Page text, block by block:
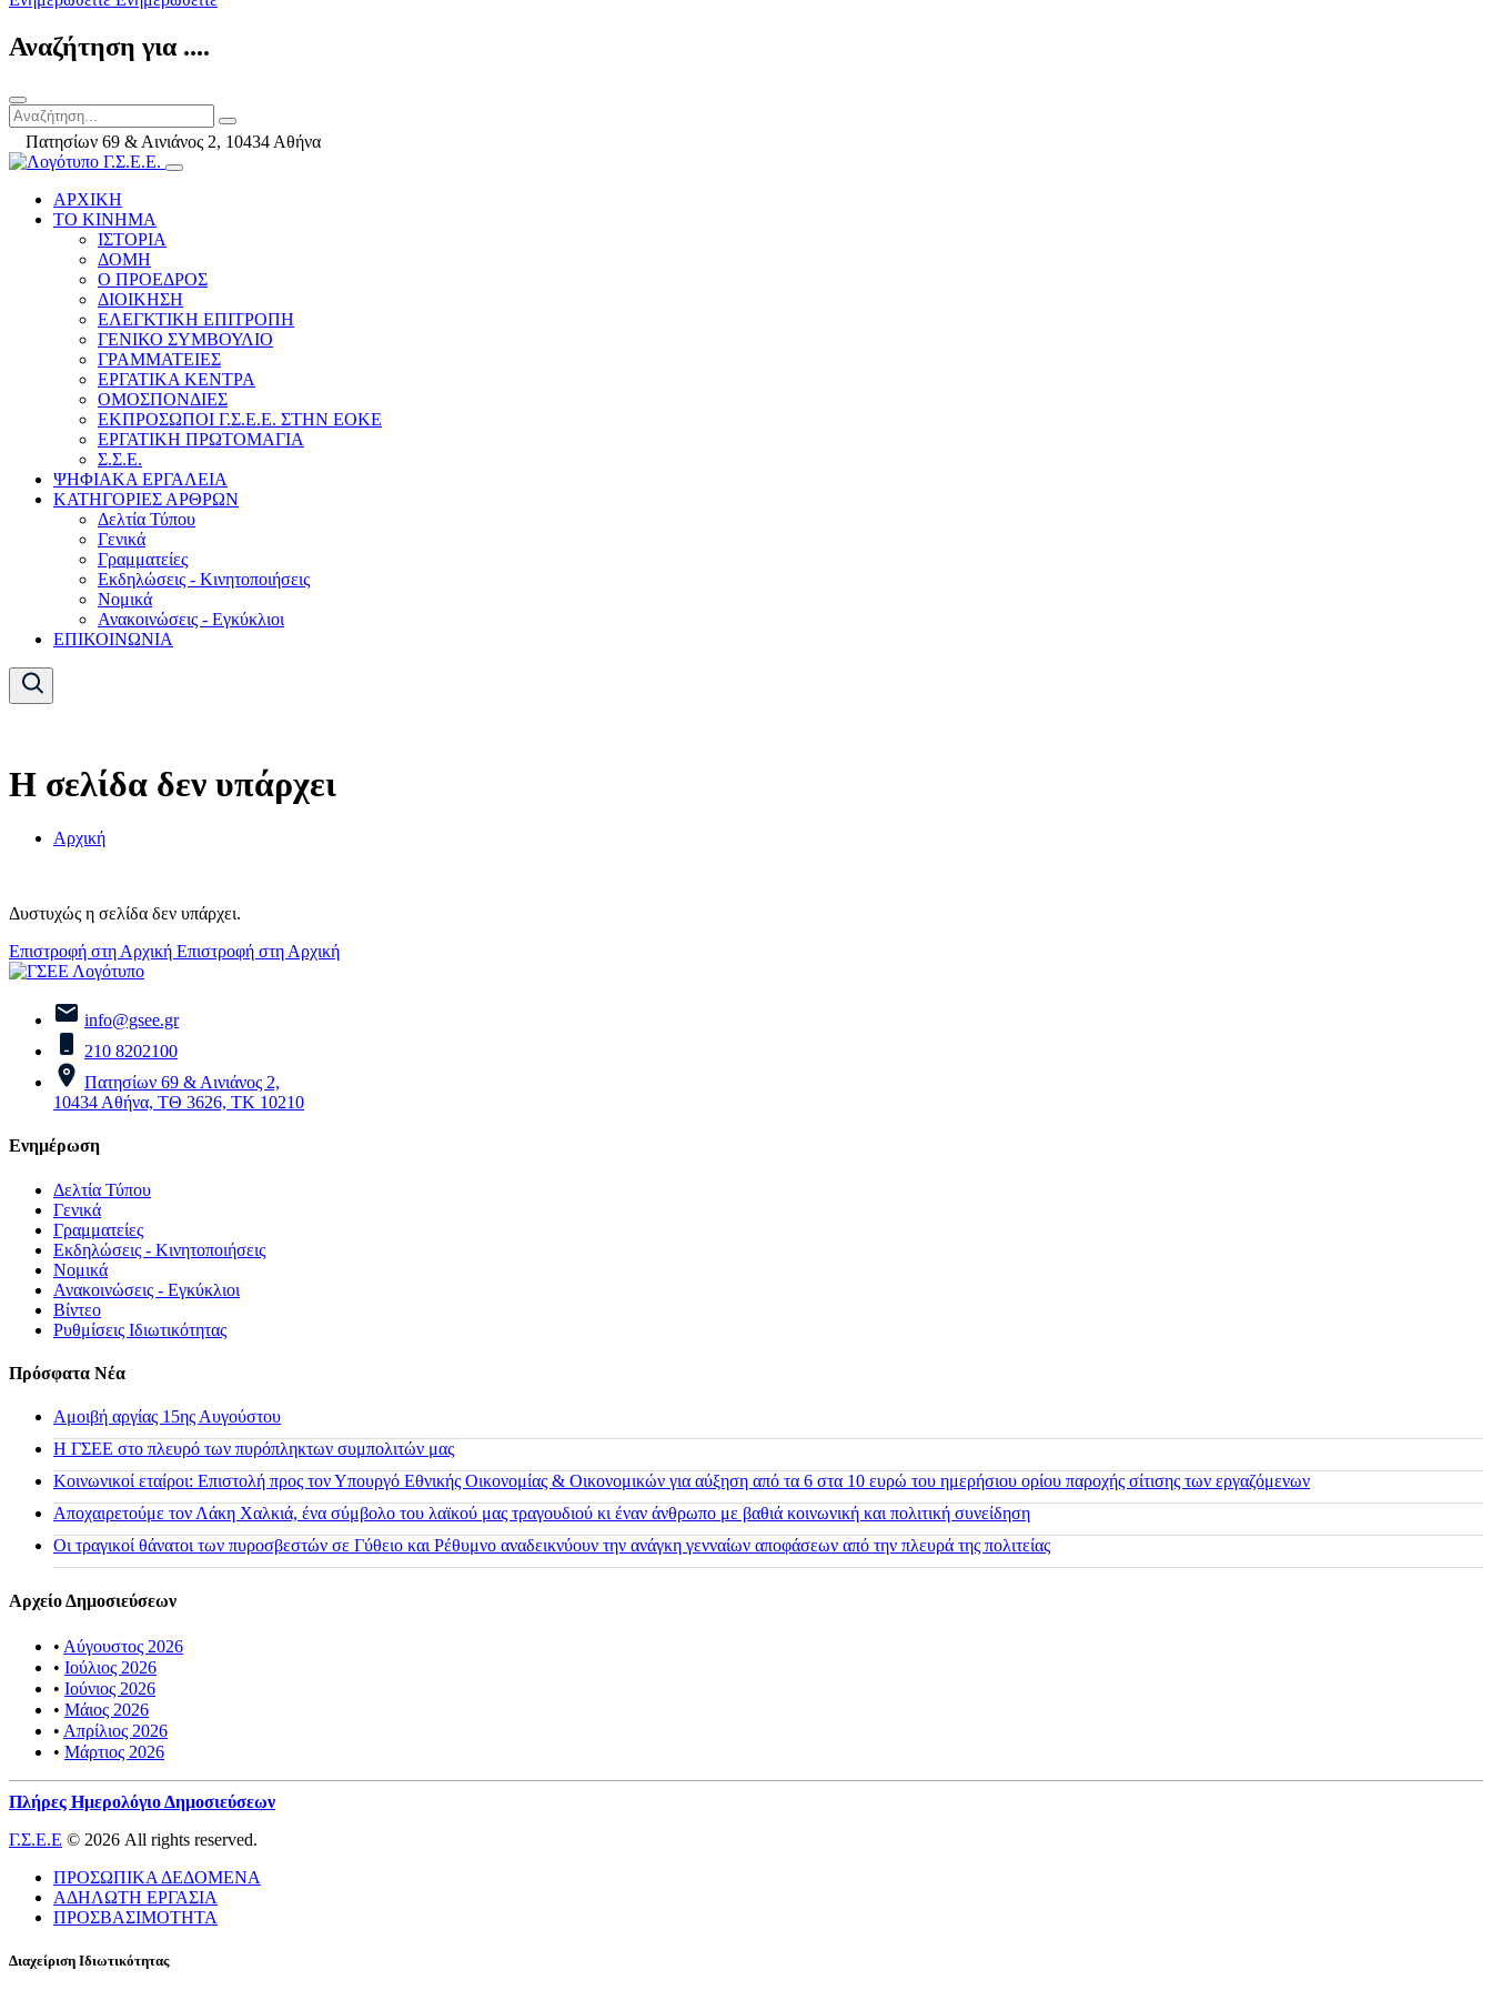
Αναζήτηση για ....
Πατησίων 69 & Αινιάνος 2, 10434 Αθήνα
ΑΡΧΙΚΗ
ΤΟ ΚΙΝΗΜΑ
ΙΣΤΟΡΙΑ
ΔΟΜΗ
Ο ΠΡΟΕΔΡΟΣ
ΔΙΟΙΚΗΣΗ
ΕΛΕΓΚΤΙΚΗ ΕΠΙΤΡΟΠΗ
ΓΕΝΙΚΟ ΣΥΜΒΟΥΛΙΟ
ΓΡΑΜΜΑΤΕΙΕΣ
ΕΡΓΑΤΙΚΑ ΚΕΝΤΡΑ
ΟΜΟΣΠΟΝΔΙΕΣ
ΕΚΠΡΟΣΩΠΟΙ Γ.Σ.Ε.Ε. ΣΤΗΝ ΕΟΚΕ
ΕΡΓΑΤΙΚΗ ΠΡΩΤΟΜΑΓΙΑ
Σ.Σ.Ε.
ΨΗΦΙΑΚΑ ΕΡΓΑΛΕΙΑ
ΚΑΤΗΓΟΡΙΕΣ ΑΡΘΡΩΝ
Δελτία Τύπου
Γενικά
Γραμματείες
Εκδηλώσεις - Κινητοποιήσεις
Νομικά
Ανακοινώσεις - Εγκύκλιοι
ΕΠΙΚΟΙΝΩΝΙΑ
Η σελίδα δεν υπάρχει
Αρχική
Δυστυχώς η σελίδα δεν υπάρχει.
Επιστροφή στη Αρχική Επιστροφή στη Αρχική
info@gsee.gr
210 8202100
Πατησίων 69 & Αινιάνος 2,
10434 Αθήνα, ΤΘ 3626, ΤΚ 10210
Ενημέρωση
Δελτία Τύπου
Γενικά
Γραμματείες
Εκδηλώσεις - Κινητοποιήσεις
Νομικά
Ανακοινώσεις - Εγκύκλιοι
Βίντεο
Ρυθμίσεις Ιδιωτικότητας
Πρόσφατα Νέα
Αμοιβή αργίας 15ης Αυγούστου
H ΓΣΕΕ στο πλευρό των πυρόπληκτων συμπολιτών μας
Κοινωνικοί εταίροι: Επιστολή προς τον Υπουργό Εθνικής Οικονομίας & Οικονομικών για αύξηση από τα 6 στα 10 ευρώ του ημερήσιου ορίου παροχής σίτισης των εργαζόμενων
Αποχαιρετούμε τον Λάκη Χαλκιά, ένα σύμβολο του λαϊκού μας τραγουδιού κι έναν άνθρωπο με βαθιά κοινωνική και πολιτική συνείδηση
Οι τραγικοί θάνατοι των πυροσβεστών σε Γύθειο και Ρέθυμνο αναδεικνύουν την ανάγκη γενναίων αποφάσεων από την πλευρά της πολιτείας
Αρχείο Δημοσιεύσεων
• Αύγουστος 2026
• Ιούλιος 2026
• Ιούνιος 2026
• Μάιος 2026
• Απρίλιος 2026
• Μάρτιος 2026
Πλήρες Ημερολόγιο Δημοσιεύσεων
Γ.Σ.Ε.Ε © 2026 All rights reserved.
ΠΡΟΣΩΠΙΚΑ ΔΕΔΟΜΕΝΑ
ΑΔΗΛΩΤΗ ΕΡΓΑΣΙΑ
ΠΡΟΣΒΑΣΙΜΟΤΗΤΑ
Διαχείριση Ιδιωτικότητας